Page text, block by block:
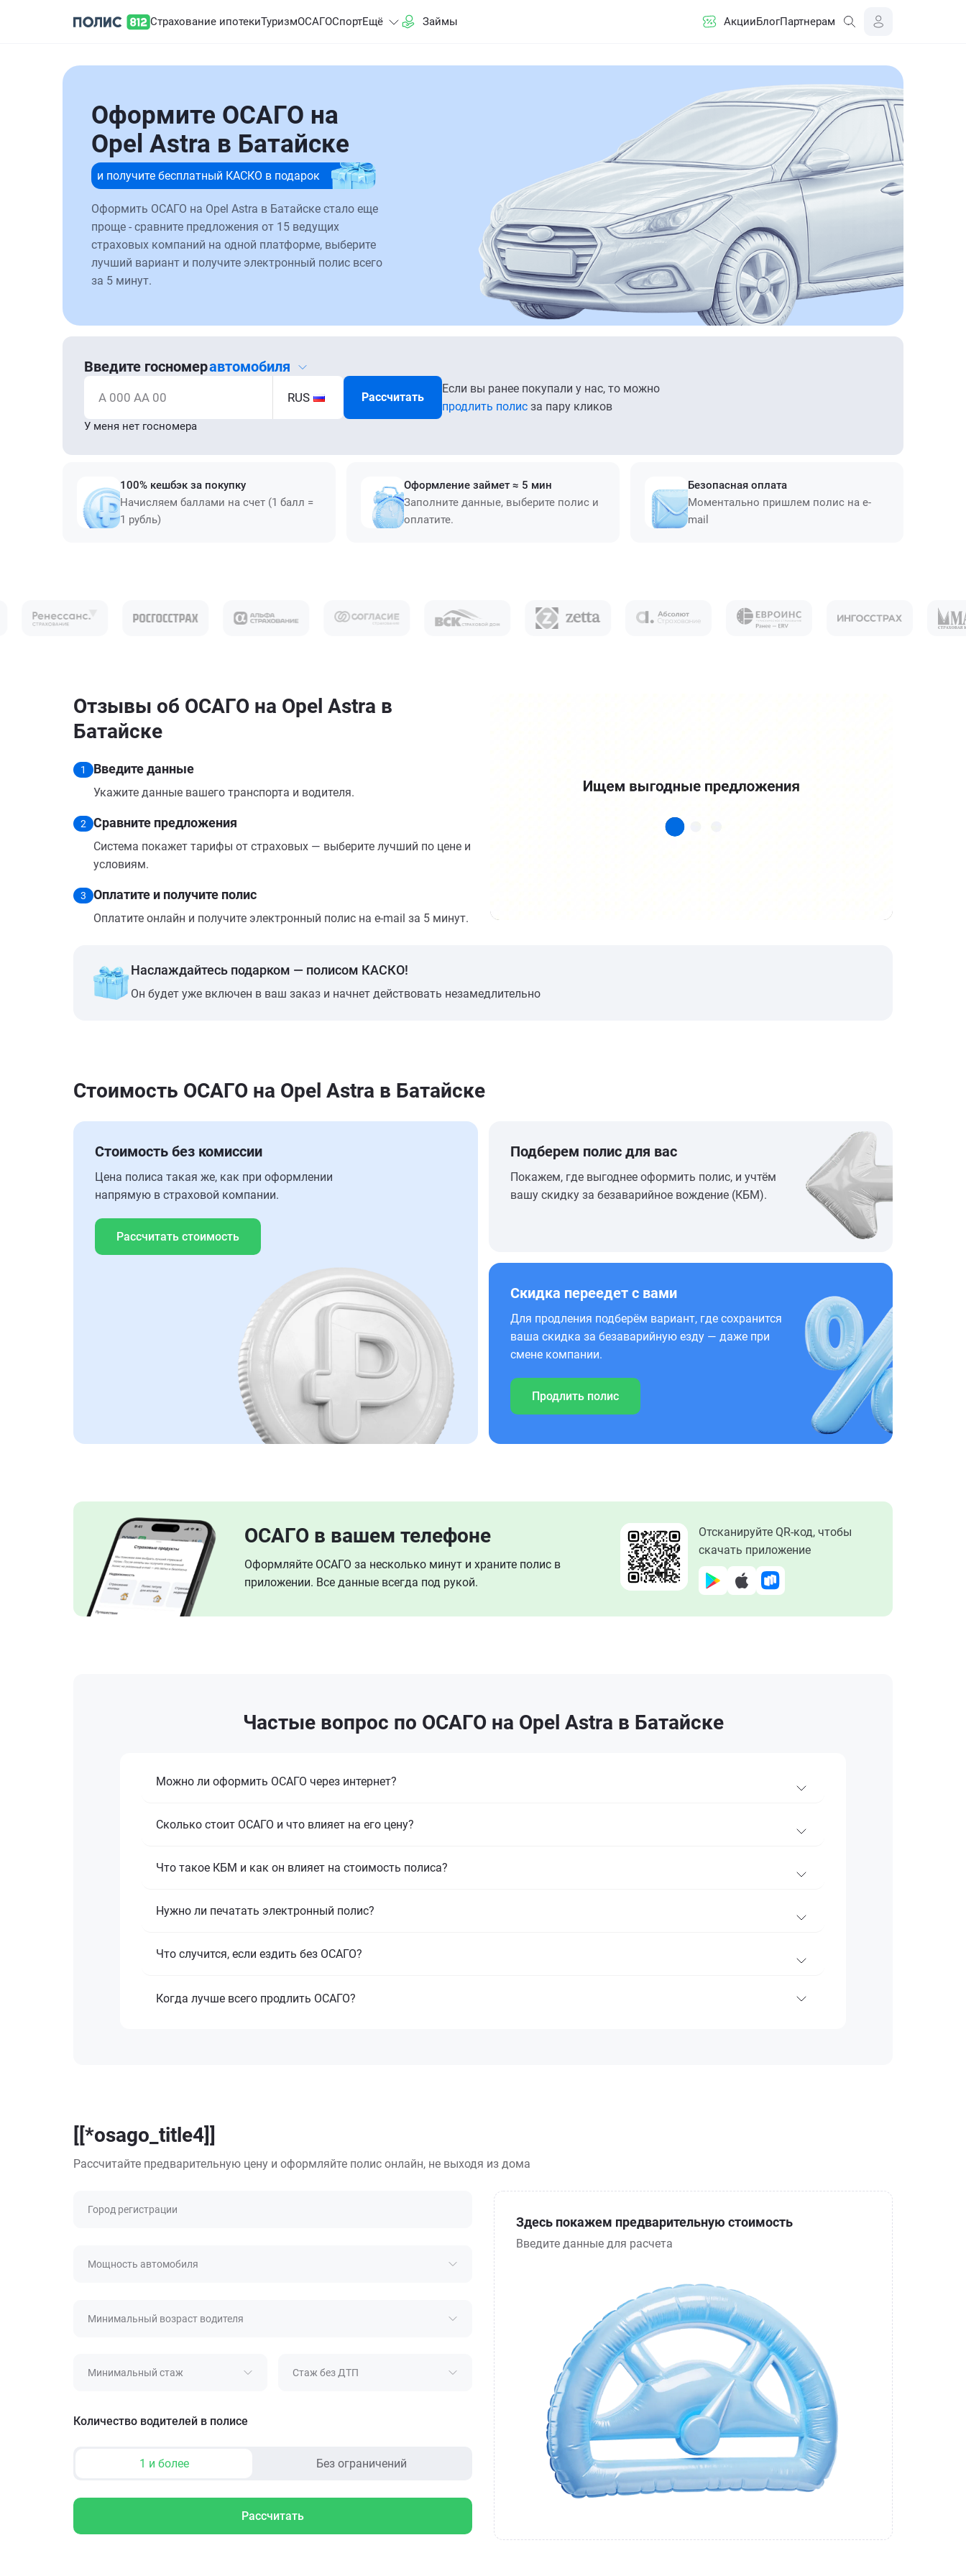
Страхование ипотекиТуризмОСАГОСпортЕщё Займы АкцииБлогПартнерам
Оформите ОСАГО на
Opel Astra в Батайске
и получите бесплатный КАСКО в подарок
Оформить ОСАГО на Opel Astra в Батайске стало еще
проще - сравните предложения от 15 ведущих
страховых компаний на одной платформе, выберите
лучший вариант и получите электронный полис всего
за 5 минут.
Введите госномеравтомобиля
А 000 АА 00 RUS Рассчитать
Если вы ранее покупали у нас, то можно
продлить полис за пару кликов
У меня нет госномера
100% кешбэк за покупку
Начисляем баллами на счет (1 балл =
1 рубль)
Оформление займет ≈ 5 мин
Заполните данные, выберите полис и
оплатите.
Безопасная оплата
Моментально пришлем полис на e-
mail
Отзывы об ОСАГО на Opel Astra в
Батайске
1 Введите данные
Укажите данные вашего транспорта и водителя.
2 Сравните предложения
Система покажет тарифы от страховых — выберите лучший по цене и
условиям.
3 Оплатите и получите полис
Оплатите онлайн и получите электронный полис на e-mail за 5 минут.
Наслаждайтесь подарком — полисом КАСКО!
Он будет уже включен в ваш заказ и начнет действовать незамедлительно
Стоимость ОСАГО на Opel Astra в Батайске
Стоимость без комиссии
Цена полиса такая же, как при оформлении
напрямую в страховой компании.
Рассчитать стоимость
Подберем полис для вас
Покажем, где выгоднее оформить полис, и учтём
вашу скидку за безаварийное вождение (КБМ).
Скидка переедет с вами
Для продления подберём вариант, где сохранится
ваша скидка за безаварийную езду — даже при
смене компании.
Продлить полис
ОСАГО в вашем телефоне
Оформляйте ОСАГО за несколько минут и храните полис в
приложении. Все данные всегда под рукой.
Отсканируйте QR-код, чтобы
скачать приложение
Частые вопрос по ОСАГО на Opel Astra в Батайске
Можно ли оформить ОСАГО через интернет?
Сколько стоит ОСАГО и что влияет на его цену?
Что такое КБМ и как он влияет на стоимость полиса?
Нужно ли печатать электронный полис?
Что случится, если ездить без ОСАГО?
Когда лучше всего продлить ОСАГО?
[[*osago_title4]]
Рассчитайте предварительную цену и оформляйте полис онлайн, не выходя из дома
Город регистрации
Мощность автомобиля
Минимальный возраст водителя
Минимальный стаж Стаж без ДТП
Количество водителей в полисе
1 и более Без ограничений
Рассчитать
Здесь покажем предварительную стоимость
Введите данные для расчета